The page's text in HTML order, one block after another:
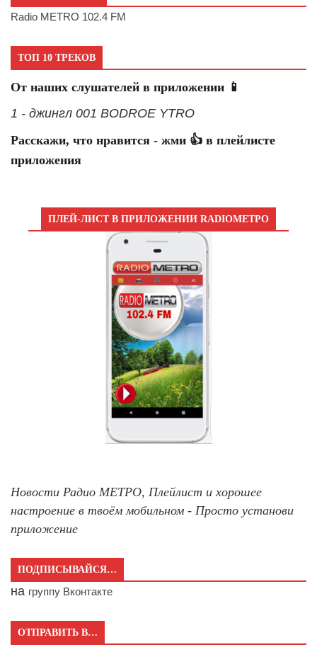
Radio METRO 102.4 FM
ТОП 10 ТРЕКОВ
От наших слушателей в приложении 📱
1 - джингл 001 BODROE YTRO
Расскажи, что нравится - жми 👍 в плейлисте
приложения
ПЛЕЙ-ЛИСТ В ПРИЛОЖЕНИИ RADIOМЕТРО
Новости Радио МЕТРО, Плейлист и хорошее
настроение в твоём мобильном - Просто установи
приложение
ПОДПИСЫВАЙСЯ…
на группу Вконтакте
ОТПРАВИТЬ В…